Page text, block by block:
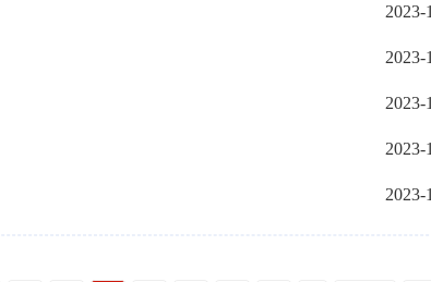
2023-
2023-
2023-
2023-
2023-